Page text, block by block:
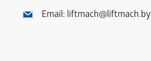
Email: liftmach@liftmach.by